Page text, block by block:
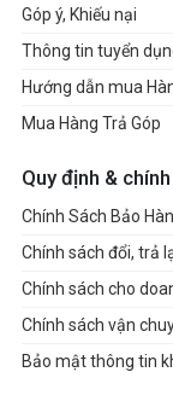
Góp ý, Khiếu nại
Thông tin tuyển
Hướng dẫn mua
Mua Hàng Trả Góp
Quy định &
Chính Sách Bảo
Chính sách đổi, trả
Chính sách cho
Chính sách vận
Bảo mật thông tin